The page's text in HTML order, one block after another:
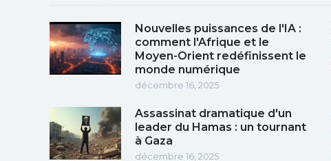
Nouvelles puissances de l'IA :
comment l'Afrique et le
Moyen-Orient redéfinissent le
monde numérique
décembre 16, 2025
Assassinat dramatique d'un
leader du Hamas : un tournant
à Gaza
décembre 16, 2025